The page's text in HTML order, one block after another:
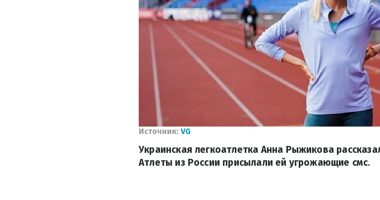
Источник: VG
Украинская легкоатлетка Анна Рыжикова
Атлеты из России присылали ей угрожающие смс.